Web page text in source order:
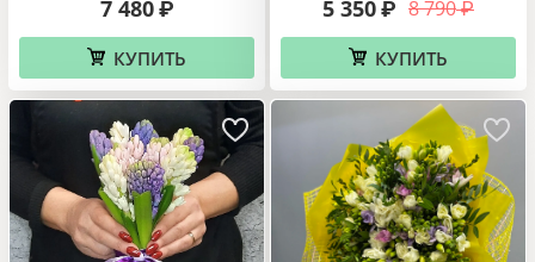
7 480 ₽
КУПИТЬ
8 790 ₽
5 350₽
КУПИТЬ